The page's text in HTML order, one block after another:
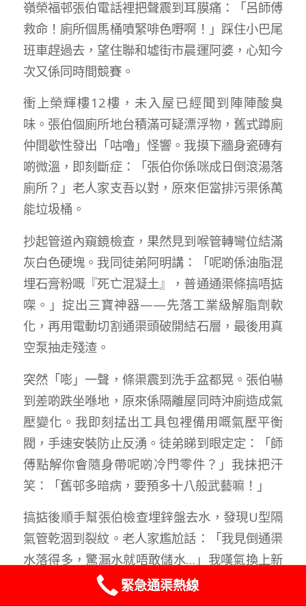
嶺榮福邨張伯電話裡把聲震到耳膜痛：「呂師傅
救命！廁所個馬桶噴緊啡色嘢啊！」踩住小巴尾
班車趕過去，望住聯和墟街市晨運阿婆，心知今
次又係同時間競賽。
衝上榮輝樓12樓，未入屋已經聞到陣陣酸臭
味。張伯個廁所地台積滿可疑漂浮物，舊式蹲廁
仲間歇性發出「咕嚕」怪響。我摸下牆身瓷磚有
啲微溫，即刻斷症：「張伯你係咪成日倒滾湯落
廁所？」老人家支吾以對，原來佢當排污渠係萬
能垃圾桶。
抄起管道內窺鏡檢查，果然見到喉管轉彎位結滿
灰白色硬塊。我同徒弟阿明講：「呢啲係油脂混
埋石膏粉嘅『死亡混凝土』，普通通渠條搞唔掂
㗎。」掟出三寶神器——先落工業級解脂劑軟
化，再用電動切割通渠頭破開結石層，最後用真
空泵抽走殘渣。
突然「嘭」一聲，條渠震到洗手盆都晃。張伯嚇
到差啲跌坐喺地，原來係隔離屋同時沖廁造成氣
壓變化。我即刻掹出工具包裡備用嘅氣壓平衡
閥，手速安裝防止反湧。徒弟睇到眼定定：「師
傅點解你會隨身帶呢啲冷門零件？」我抹把汗
笑：「舊邨多暗病，要預多十八般武藝嘛！」
搞掂後順手幫張伯檢查埋鋅盤去水，發現U型隔
氣管乾涸到裂紋。老人家尷尬話：「我見倒通渠
水落得多，驚漏水就唔敢儲水…」我嘆氣換上新
膠隔氣，臨走前貼張「渠管保養貼士」喺雪櫃：
「記住每星期倒杯梳打水落渠，好過你亂倒通渠
緊急通渠熱線
Whatsapp : 96183882